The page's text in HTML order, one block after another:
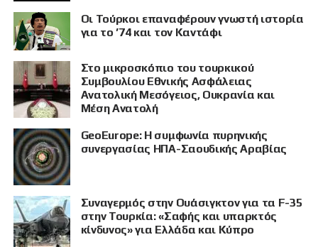
Οι Τούρκοι επαναφέρουν γνωστή ιστορία
για το ’74 και τον Καντάφι
Στο μικροσκόπιο του τουρκικού
Συμβουλίου Εθνικής Ασφάλειας
Ανατολική Μεσόγειος, Ουκρανία και
Μέση Ανατολή
GeoEurope: Η συμφωνία πυρηνικής
συνεργασίας ΗΠΑ-Σαουδικής Αραβίας
Συναγερμός στην Ουάσιγκτον για τα F-35
στην Τουρκία: «Σαφής και υπαρκτός
κίνδυνος» για Ελλάδα και Κύπρο